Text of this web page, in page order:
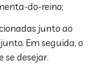
do-reino;
junto ao
Em seguida, o
se desejar.